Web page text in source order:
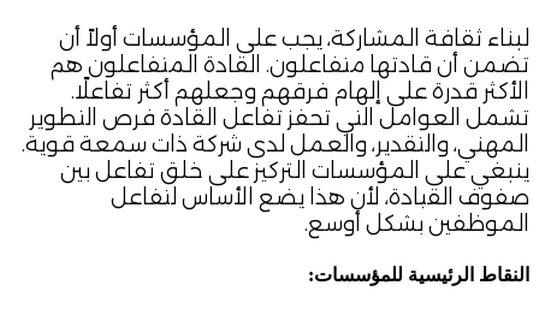
لبناء ثقافة المشاركة، يجب على المؤسسات أولاً أن
تضمن أن قادتها متفاعلون. القادة المتفاعلون هم
الأكثر قدرة على إلهام فرقهم وجعلهم أكثر تفاعلًا.
تشمل العوامل التي تحفز تفاعل القادة فرص التطوير
المهني، والتقدير، والعمل لدى شركة ذات سمعة قوية.
ينبغي على المؤسسات التركيز على خلق تفاعل بين
صفوف القيادة، لأن هذا يضع الأساس لتفاعل
الموظفين بشكل أوسع.
النقاط الرئيسية للمؤسسات: